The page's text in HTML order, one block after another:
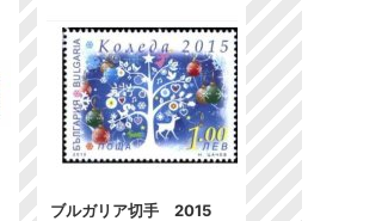
ブルガリア切手 2015